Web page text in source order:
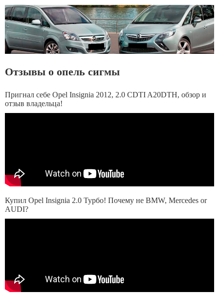
Отзывы о опель сигмы
Пригнал себе Opel Insignia 2012, 2.0 CDTI A20DTH, обзор и
отзыв владельца!
Купил Opel Insignia 2.0 Турбо! Почему не BMW, Mercedes or
AUDI?